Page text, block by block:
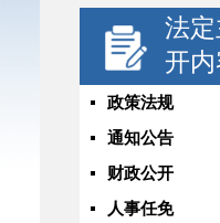
法
开内
政策法规
通知公告
财政公开
人事任免